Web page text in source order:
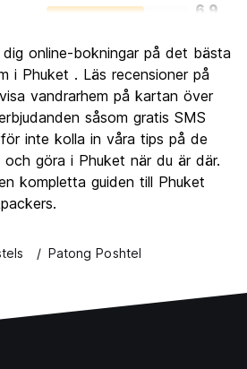
6.9
6.3
8.2
7.1
online-bokningar på det bästa
i Phuket . Läs recensioner på
vandrarhem på kartan över
såsom gratis SMS
inte kolla in våra tips på de
göra i Phuket när du är där.
kompletta guiden till Phuket
Patong Poshtel